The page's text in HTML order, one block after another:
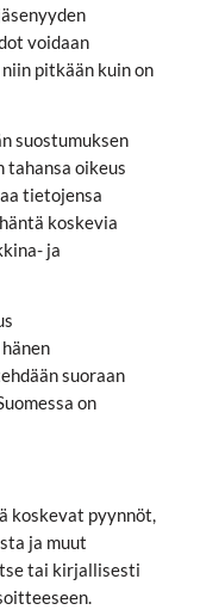
voidaan
pitkään kuin on
suostumuksen
tahansa oikeus
tietojensa
koskevia
ja
suoraan
on
koskevat pyynnöt,
ja muut
tai kirjallisesti